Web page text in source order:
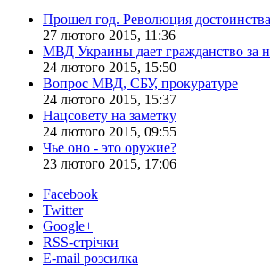
Прошел год. Революция
27 лютого 2015, 11:36
МВД Украины дает гражданство за
24 лютого 2015, 15:50
Вопрос МВД, СБУ, прокуратуре
24 лютого 2015, 15:37
Нацсовету на заметку
24 лютого 2015, 09:55
Чье оно - это оружие?
23 лютого 2015, 17:06
Facebook
Twitter
Google+
RSS-стрічки
E-mail розсилка